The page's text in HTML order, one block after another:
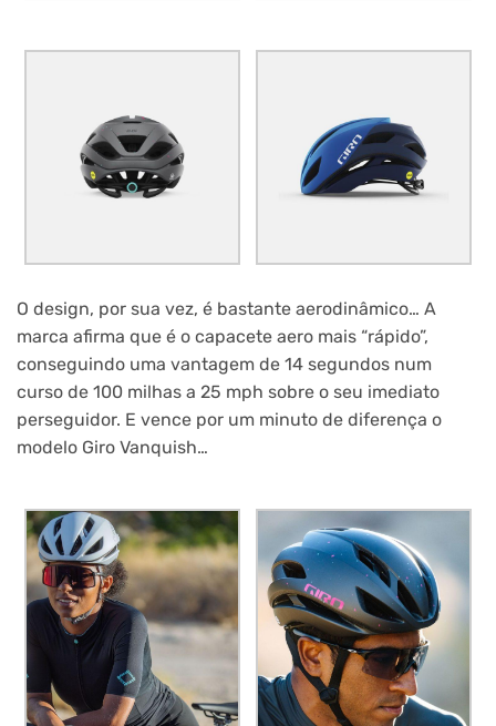
O design, por sua vez, é bastante aerodinâmico… A
marca afirma que é o capacete aero mais “rápido”,
conseguindo uma vantagem de 14 segundos num
curso de 100 milhas a 25 mph sobre o seu imediato
perseguidor. E vence por um minuto de diferença o
modelo Giro Vanquish…